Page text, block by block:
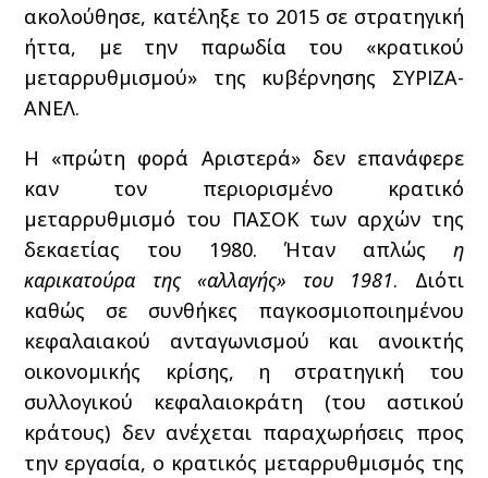
ακολούθησε, κατέληξε το 2015 σε στρατηγική
ήττα, με την παρωδία του «κρατικού
μεταρρυθμισμού» της κυβέρνησης ΣΥΡΙΖΑ-
ΑΝΕΛ.
Η «πρώτη φορά Αριστερά» δεν επανάφερε
καν τον περιορισμένο κρατικό
μεταρρυθμισμό του ΠΑΣΟΚ των αρχών της
δεκαετίας του 1980. Ήταν απλώς η
καρικατούρα της «αλλαγής» του 1981. Διότι
καθώς σε συνθήκες παγκοσμιοποιημένου
κεφαλαιακού ανταγωνισμού και ανοικτής
οικονομικής κρίσης, η στρατηγική του
συλλογικού κεφαλαιοκράτη (του αστικού
κράτους) δεν ανέχεται παραχωρήσεις προς
την εργασία, ο κρατικός μεταρρυθμισμός της